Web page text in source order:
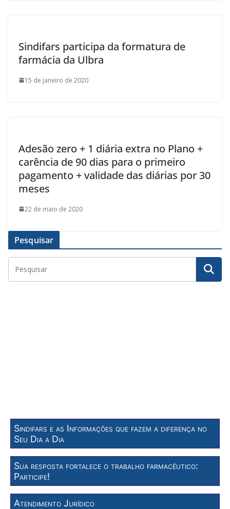
Sindifars participa da formatura de
farmácia da Ulbra
15 de janeiro de 2020
Adesão zero + 1 diária extra no Plano +
carência de 90 dias para o primeiro
pagamento + validade das diárias por 30
meses
22 de maio de 2020
Pesquisar
Sindifars e as Informações que fazem a diferença no
Seu Dia a Dia
Sua resposta fortalece o trabalho farmacêutico:
Participe!
Atendimento Jurídico